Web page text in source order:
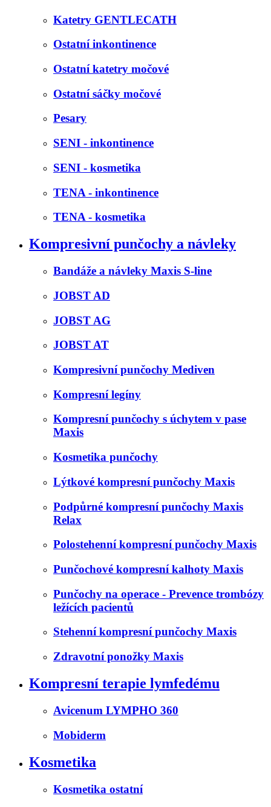
Katetry GENTLECATH
Ostatní inkontinence
Ostatní katetry močové
Ostatní sáčky močové
Pesary
SENI - inkontinence
SENI - kosmetika
TENA - inkontinence
TENA - kosmetika
Kompresivní punčochy a návleky
Bandáže a návleky Maxis S-line
JOBST AD
JOBST AG
JOBST AT
Kompresivní punčochy Mediven
Kompresní legíny
Kompresní punčochy s úchytem v pase
Maxis
Kosmetika punčochy
Lýtkové kompresní punčochy Maxis
Podpůrné kompresní punčochy Maxis
Relax
Polostehenní kompresní punčochy Maxis
Punčochové kompresní kalhoty Maxis
Punčochy na operace - Prevence trombózy
ležících pacientů
Stehenní kompresní punčochy Maxis
Zdravotní ponožky Maxis
Kompresní terapie lymfedému
Avicenum LYMPHO 360
Mobiderm
Kosmetika
Kosmetika ostatní